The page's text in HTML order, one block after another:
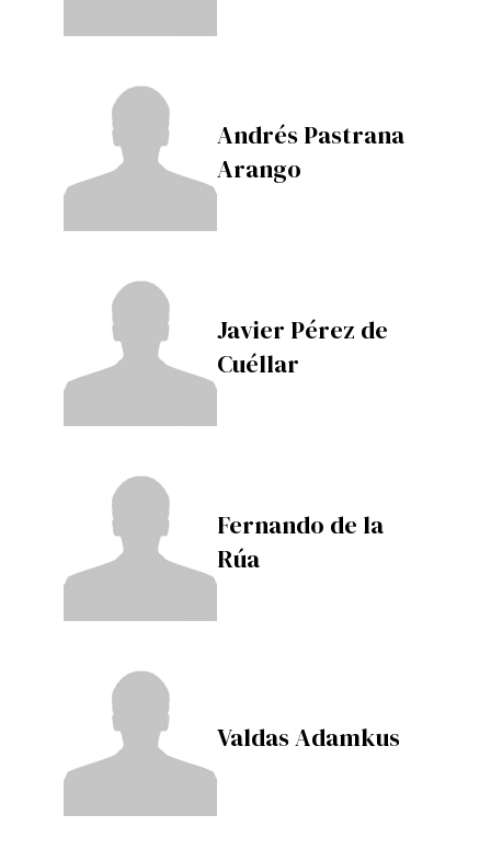
Andrés Pastrana
Arango
Javier Pérez de
Cuéllar
Fernando de la
Rúa
Valdas Adamkus